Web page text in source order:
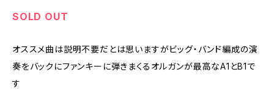
SOLD OUT
オススメ曲は説明不要だとは思いますがビッグ・バンド編成の演
奏をバックにファンキーに弾きまくるオルガンが最高なA1とB1で
す